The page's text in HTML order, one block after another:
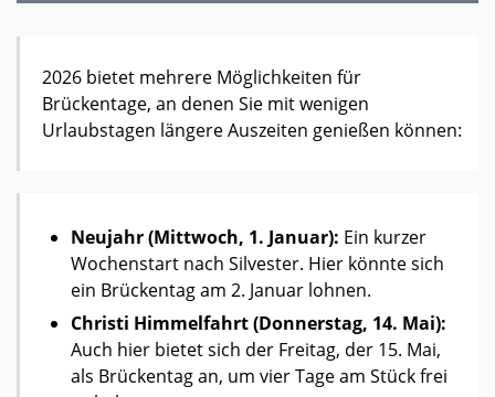
2026 bietet mehrere Möglichkeiten für
Brückentage, an denen Sie mit wenigen
Urlaubstagen längere Auszeiten genießen können:
Neujahr (Mittwoch, 1. Januar): Ein kurzer
Wochenstart nach Silvester. Hier könnte sich
ein Brückentag am 2. Januar lohnen.
Christi Himmelfahrt (Donnerstag, 14. Mai):
Auch hier bietet sich der Freitag, der 15. Mai,
als Brückentag an, um vier Tage am Stück frei